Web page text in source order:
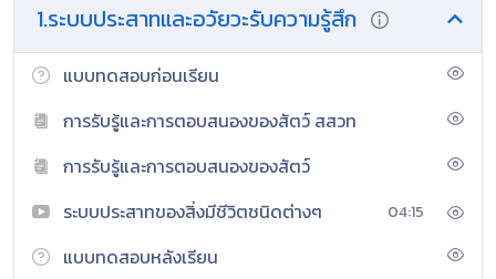
1.ระบบประสาทและอวัยวะรับความรู้สึก
แบบทดสอบก่อนเรียน
การรับรู้และการตอบสนองของสัตว์ สสวท
การรับรู้และการตอบสนองของสัตว์
ระบบประสาทของสิ่งมีชีวิตชนิดต่างๆ
04:15
แบบทดสอบหลังเรียน